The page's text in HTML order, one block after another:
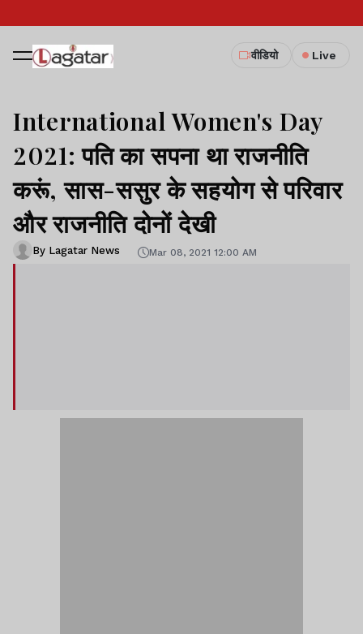
वीडियो Live
International Women's Day
2021: पति का सपना था राजनीति
करूं, सास-ससुर के सहयोग से परिवार
और राजनीति दोनों देखी
By Lagatar News Mar 08, 2021 12:00 AM